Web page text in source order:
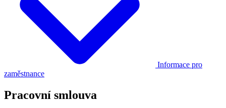
Informace pro
zaměstnance
Pracovní smlouva